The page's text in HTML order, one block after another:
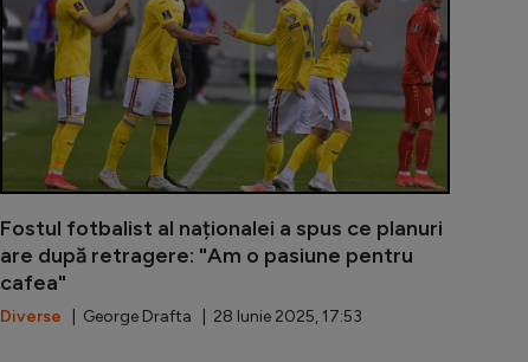
Fostul fotbalist al naționalei a spus ce planuri
are după retragere: "Am o pasiune pentru
cafea"
Diverse | George Drafta | 28 Iunie 2025, 17:53